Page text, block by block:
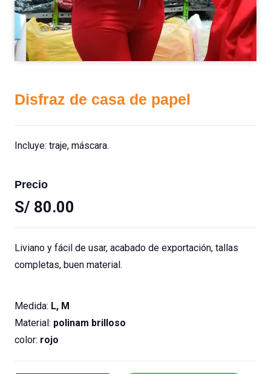
Disfraz de casa de papel
Incluye: traje, máscara.
Precio
S/ 80.00
Liviano y fácil de usar, acabado de exportación, tallas
completas, buen material.
Medida: L, M
Material: polinam brilloso
color: rojo